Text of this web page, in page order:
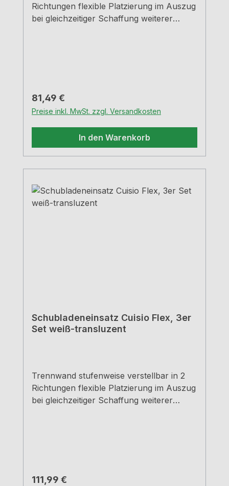
Richtungen flexible Platzierung im Auszug
bei gleichzeitiger Schaffung weiterer
weiß Mittelteil weiß-transluzent
Regulärer Preis:
81,49 €
Preise inkl. MwSt. zzgl. Versandkosten
In den Warenkorb
Schubladeneinsatz Cuisio Flex, 3er
Set weiß-transluzent
Trennwand stufenweise verstellbar in 2
Richtungen flexible Platzierung im Auszug
bei gleichzeitiger Schaffung weiterer
weißMittelteil weiß-transluzent
Regulärer Preis:
111,99 €